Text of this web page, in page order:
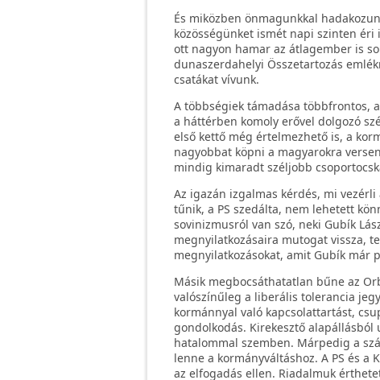
És miközben önmagunkkal
közösségünket ismét napi szinten
ott nagyon hamar az átlagember is
dunaszerdahelyi Összetartozás
csatákat vívunk.
A többségiek támadása többfrontos,
a háttérben komoly erővel dolgozó
első kettő még értelmezhető is, a
nagyobbat köpni a magyarokra
mindig kimaradt széljobb
Az igazán izgalmas kérdés, mi
tűnik, a PS szedálta, nem lehetett
sovinizmusról van szó, neki Gubík
megnyilatkozásaira mutogat vissza,
megnyilatkozásokat, amit Gubík már
Másik megbocsáthatatlan bűne az
valószínűleg a liberális tolerancia
kormánnyal való kapcsolattartást,
gondolkodás. Kirekesztő
hatalommal szemben. Márpedig a
lenne a kormányváltáshoz. A PS és
az elfogadás ellen. Riadalmuk